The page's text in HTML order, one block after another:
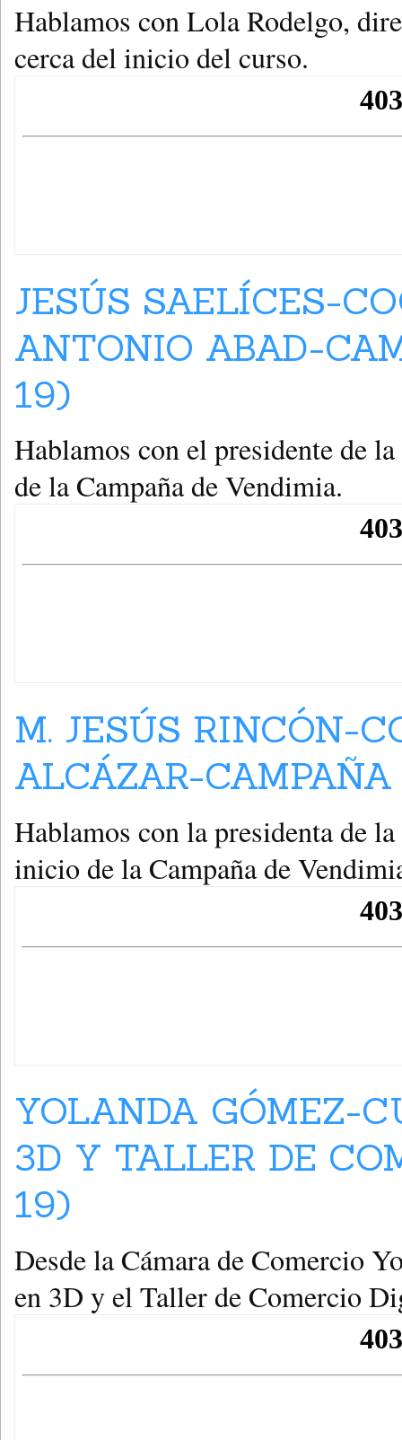
Hablamos con Lola Rodelgo,
cerca del inicio del curso.
JESÚS SAELÍCES-
ANTONIO ABAD-
19)
Hablamos con el presidente de
de la Campaña de Vendimia.
M. JESÚS RINCÓN-
ALCÁZAR-
Hablamos con la presidenta de
inicio de la Campaña de
YOLANDA GÓMEZ-
3D Y TALLER DE
19)
Desde la Cámara de Comercio
en 3D y el Taller de Comercio